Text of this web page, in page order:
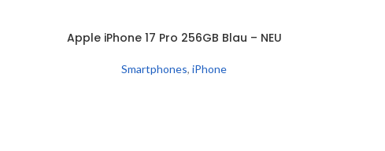
WEITERLESENApple iPhone 17 Pro 256GB Blau – NEU
Smartphones, iPhone